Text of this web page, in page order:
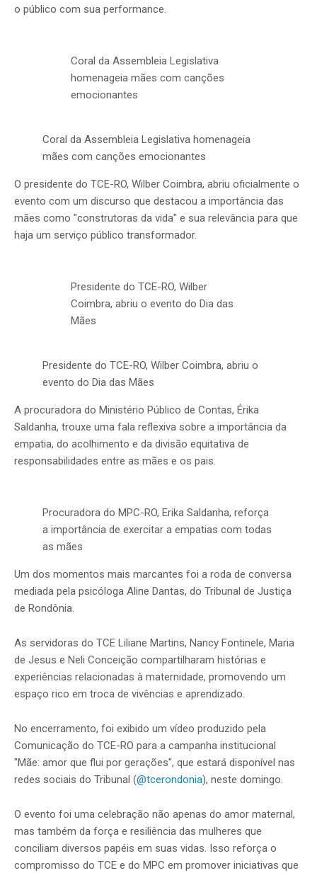
o público com sua performance.
Coral da Assembleia Legislativa
homenageia mães com canções
emocionantes
Coral da Assembleia Legislativa homenageia
mães com canções emocionantes
O presidente do TCE-RO, Wilber Coimbra, abriu oficialmente o
evento com um discurso que destacou a importância das
mães como "construtoras da vida" e sua relevância para que
haja um serviço público transformador.
Presidente do TCE-RO, Wilber
Coimbra, abriu o evento do Dia das
Mães
Presidente do TCE-RO, Wilber Coimbra, abriu o
evento do Dia das Mães
A procuradora do Ministério Público de Contas, Érika
Saldanha, trouxe uma fala reflexiva sobre a importância da
empatia, do acolhimento e da divisão equitativa de
responsabilidades entre as mães e os pais.
Procuradora do MPC-RO, Erika Saldanha, reforça
a importância de exercitar a empatias com todas
as mães
Um dos momentos mais marcantes foi a roda de conversa
mediada pela psicóloga Aline Dantas, do Tribunal de Justiça
de Rondônia.
As servidoras do TCE Liliane Martins, Nancy Fontinele, Maria
de Jesus e Neli Conceição compartilharam histórias e
experiências relacionadas à maternidade, promovendo um
espaço rico em troca de vivências e aprendizado.
No encerramento, foi exibido um vídeo produzido pela
Comunicação do TCE-RO para a campanha institucional
"Mãe: amor que flui por gerações", que estará disponível nas
redes sociais do Tribunal (@tcerondonia), neste domingo.
O evento foi uma celebração não apenas do amor maternal,
mas também da força e resiliência das mulheres que
conciliam diversos papéis em suas vidas. Isso reforça o
compromisso do TCE e do MPC em promover iniciativas que